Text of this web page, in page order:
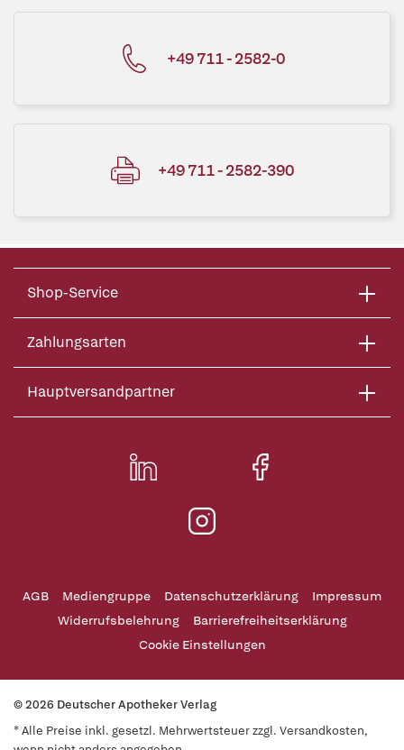
+49 711 - 2582-0
+49 711 - 2582-390
Shop-Service
Zahlungsarten
Hauptversandpartner
AGB Mediengruppe Datenschutzerklärung
Impressum
Widerrufsbelehrung
Barrierefreiheitserklärung
Cookie Einstellungen
© 2026 Deutscher Apotheker Verlag
* Alle Preise inkl. gesetzl. Mehrwertsteuer zzgl. Versandkosten,